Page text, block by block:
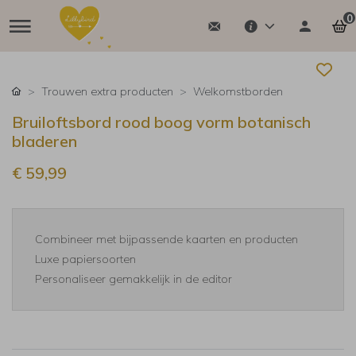
0
Trouwen extra producten Welkomstborden
Bruiloftsbord rood boog vorm botanisch
bladeren
€ 59,99
Combineer met bijpassende kaarten en producten
Luxe papiersoorten
Personaliseer gemakkelijk in de editor